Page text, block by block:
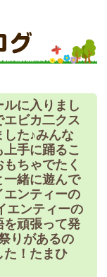
に入りまし
ビカ二クス
した♪みんな
手に踊るこ
ちゃでたく
一緒に遊んで
エンティーの
エンティーの
を頑張って発
りがあるの
た！たまひ